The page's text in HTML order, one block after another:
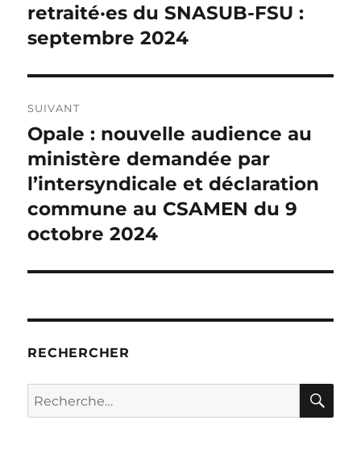
l’article
précédente :
retraité·es du SNASUB-FSU :
septembre 2024
SUIVANT
Publication
suivante :
Opale : nouvelle audience au
ministère demandée par
l’intersyndicale et déclaration
commune au CSAMEN du 9
octobre 2024
RECHERCHER
Recherche
pour :